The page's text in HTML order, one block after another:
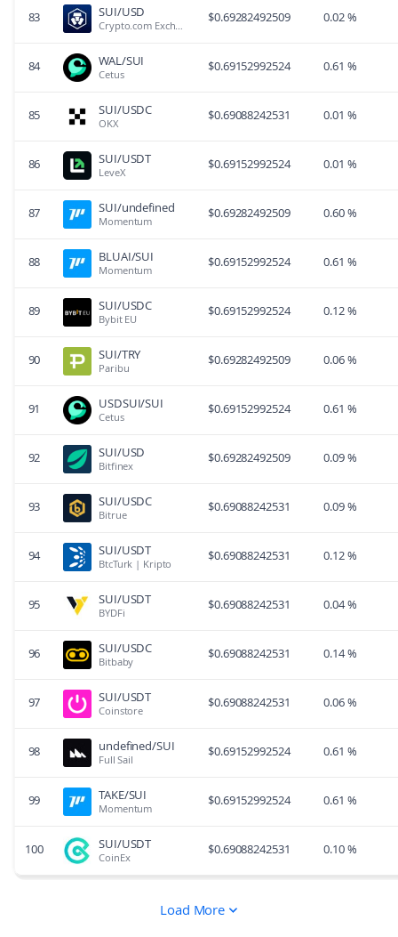
83 SUI/USD
Crypto.com Exchange $0.69282492509 0.02 %
84 WAL/SUI
Cetus $0.69152992524 0.61 %
85 SUI/USDC
OKX $0.69088242531 0.01 %
86 SUI/USDT
LeveX $0.69152992524 0.01 %
87 SUI/undefined
Momentum $0.69282492509 0.60 %
88 BLUAI/SUI
Momentum $0.69152992524 0.61 %
89 SUI/USDC
Bybit EU $0.69152992524 0.12 %
90 SUI/TRY
Paribu $0.69282492509 0.06 %
91 USDSUI/SUI
Cetus $0.69152992524 0.61 %
92 SUI/USD
Bitfinex $0.69282492509 0.09 %
93 SUI/USDC
Bitrue $0.69088242531 0.09 %
94 SUI/USDT
BtcTurk | Kripto $0.69088242531 0.12 %
95 SUI/USDT
BYDFi $0.69088242531 0.04 %
96 SUI/USDC
Bitbaby $0.69088242531 0.14 %
97 SUI/USDT
Coinstore $0.69088242531 0.06 %
98 undefined/SUI
Full Sail $0.69152992524 0.61 %
99 TAKE/SUI
Momentum $0.69152992524 0.61 %
100 SUI/USDT
CoinEx $0.69088242531 0.10 %
Load More